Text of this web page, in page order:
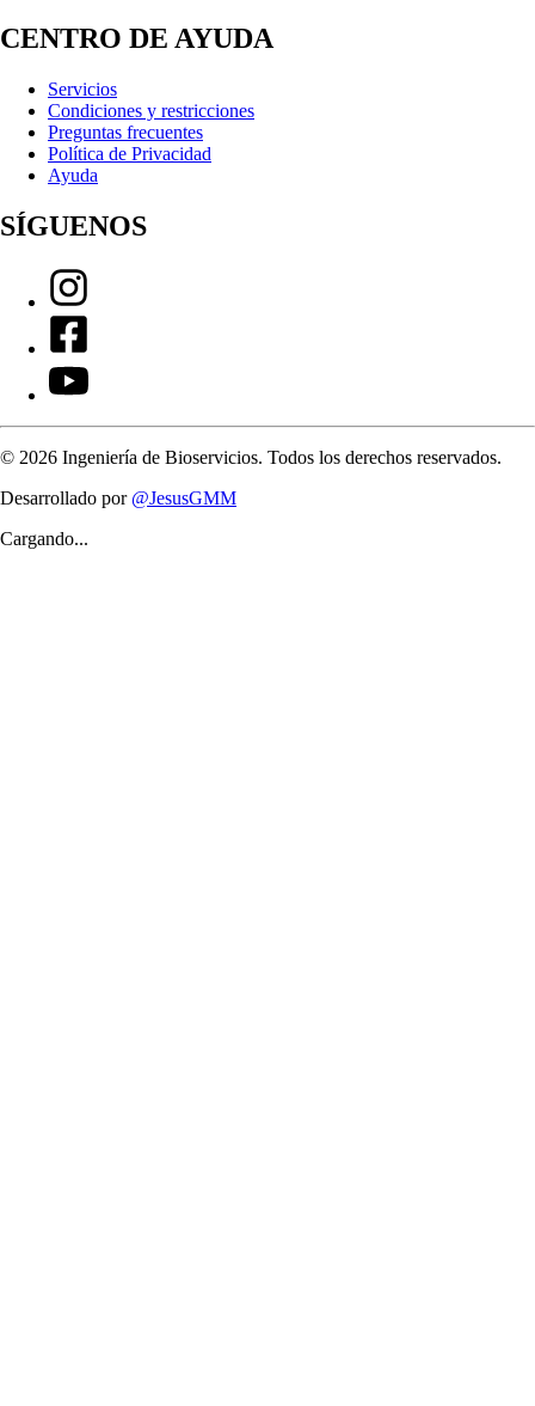
CENTRO DE AYUDA
Servicios
Condiciones y restricciones
Preguntas frecuentes
Política de Privacidad
Ayuda
SÍGUENOS
© 2026 Ingeniería de Bioservicios. Todos los derechos reservados.
Desarrollado por @JesusGMM
Cargando...